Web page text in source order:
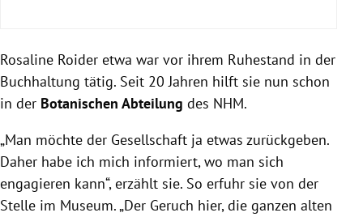
Rosaline Roider etwa war vor ihrem Ruhestand in der
Buchhaltung tätig. Seit 20 Jahren hilft sie nun schon
in der Botanischen Abteilung des NHM.
„Man möchte der Gesellschaft ja etwas zurückgeben.
Daher habe ich mich informiert, wo man sich
engagieren kann“, erzählt sie. So erfuhr sie von der
Stelle im Museum. „Der Geruch hier, die ganzen alten